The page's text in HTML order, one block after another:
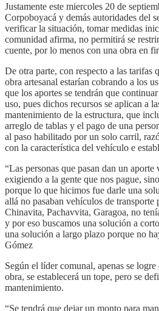
Justamente este miercoles 20 de
Corpoboyacá y demás autoridades del
verificar la situación, tomar medidas
comunidad afirma, no permitirá se
cuente, por lo menos con una obra en
De otra parte, con respecto a las tarifas
obra artesanal estarían cobrando a los
que los aportes se tendrán que
uso, pues dichos recursos se aplican a
mantenimiento de la estructura, que
arreglo de tablas y el pago de una
al paso habilitado por un solo carril,
con la característica del vehículo e
“Las personas que pasan dan un aporte
exigiendo a la gente que nos pague,
porque lo que hicimos fue darle una
allá no pasaban vehículos de transporte
Chinavita, Pachavvita, Garagoa, no
y por eso buscamos una solución a
una solución a largo plazo porque no
Gómez
Según el líder comunal, apenas se
obra, se establecerá un tope, pero se
mantenimiento.
“Se tendrá que dejar un monto para